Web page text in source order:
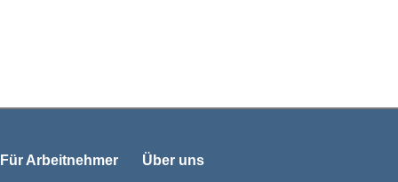
Für Arbeitnehmer Über uns